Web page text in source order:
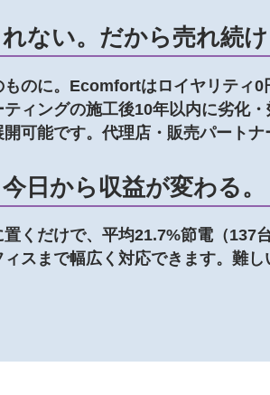
ない。だから売れ続け
のに。Ecomfortはロイヤリティ
ティングの施工後10年以内に劣化
可能です。代理店・販売パートナ
日から収益が変わる。
くだけで、平均21.7%節電（137
スまで幅広く対応できます。難